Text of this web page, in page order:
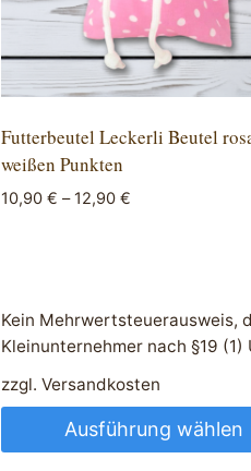
Futterbeutel Leckerli Beutel
weißen Punkten
10,90 € –12,90 €
Kein Mehrwertsteuerausweis,
Kleinunternehmer nach §19 (1)
zzgl. Versandkosten
Ausführung wählen